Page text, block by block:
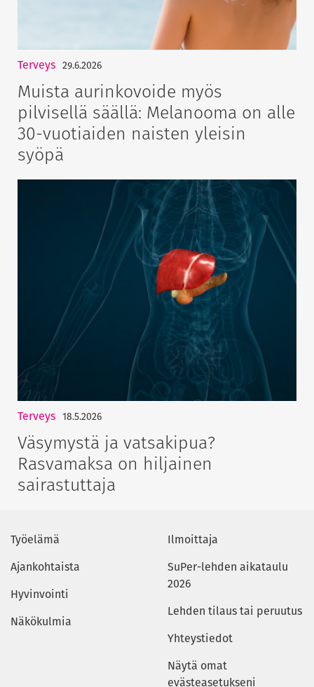
Terveys 29.6.2026
Muista aurinkovoide myös
pilvisellä säällä: Melanooma on alle
30-vuotiaiden naisten yleisin
syöpä
Terveys 18.5.2026
Väsymystä ja vatsakipua?
Rasvamaksa on hiljainen
sairastuttaja
Työelämä
Ajankohtaista
Hyvinvointi
Näkökulmia
Ilmoittaja
SuPer-lehden aikataulu
2026
Lehden tilaus tai peruutus
Yhteystiedot
Näytä omat
evästeasetukseni